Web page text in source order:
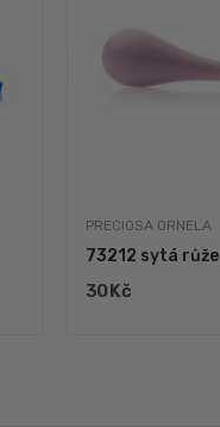
PRECIOSA ORNELA
73212 sytá růže
30 Kč